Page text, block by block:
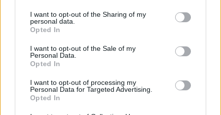
not limited to your visit or usage behaviour. You may click to
grant or deny consent to Google and its third-party tags to
use your data for below specified purposes in below Google
consent section.
I want to opt-out of the Sharing of my
personal data.
Opted In
I want to opt-out of the Sale of my
Personal Data.
Opted In
I want to opt-out of processing my
Personal Data for Targeted Advertising.
Opted In